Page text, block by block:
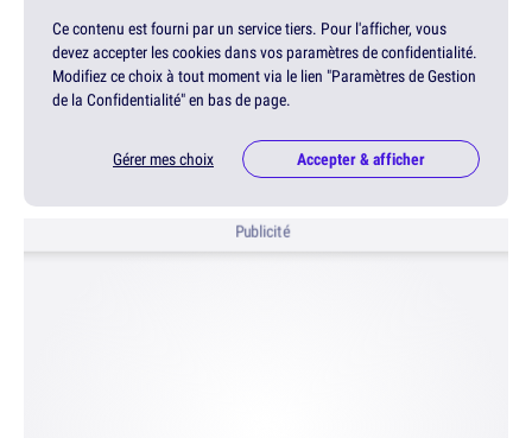
Ce contenu est fourni par un service tiers. Pour l'afficher, vous
devez accepter les cookies dans vos paramètres de confidentialité.
Modifiez ce choix à tout moment via le lien "Paramètres de Gestion
de la Confidentialité" en bas de page.
Gérer mes choix Accepter & afficher
Publicité